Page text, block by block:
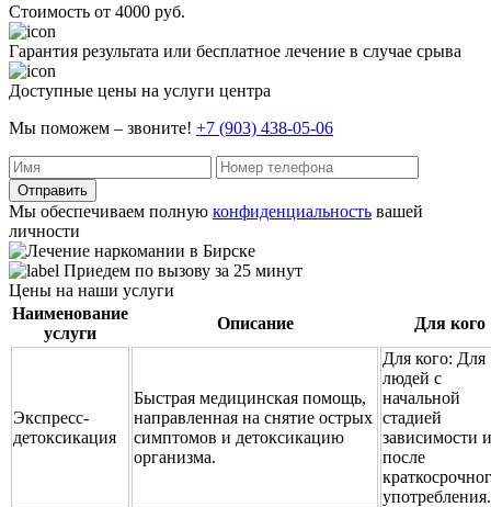
Стоимость от 4000 руб.
Гарантия результата или бесплатное лечение в случае срыва
Доступные цены на услуги центра
Мы поможем – звоните! +7 (903) 438-05-06
Отправить
Мы обеспечиваем полную конфиденциальность вашей
личности
Приедем по вызову за 25 минут
Цены на наши услуги
Наименование
услуги
Описание Для кого
Экспресс-
детоксикация
Быстрая медицинская помощь,
направленная на снятие острых
симптомов и детоксикацию
организма.
Для кого: Для
людей с
начальной
стадией
зависимости
после
употребления.